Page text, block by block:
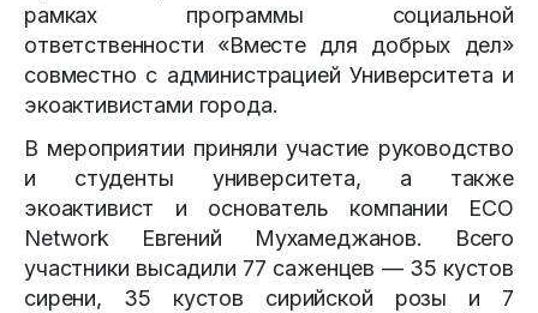
рамках программы социальной
ответственности «Вместе для добрых дел»
совместно с администрацией Университета и
экоактивистами города.
В мероприятии приняли участие руководство
и студенты университета, а также
экоактивист и основатель компании ECO
Network Евгений Мухамеджанов. Всего
участники высадили 77 саженцев — 35 кустов
сирени, 35 кустов сирийской розы и 7